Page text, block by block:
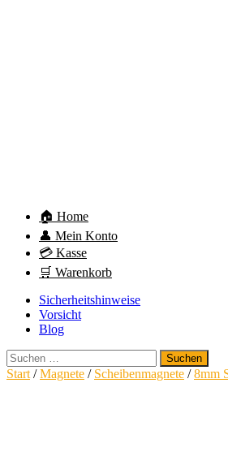
🏠 Home
👤 Mein Konto
💳 Kasse
🛒 Warenkorb
Sicherheitshinweise
Vorsicht
Blog
Suchen
nach:
Start /Magnete / Scheibenmagnete /8mm